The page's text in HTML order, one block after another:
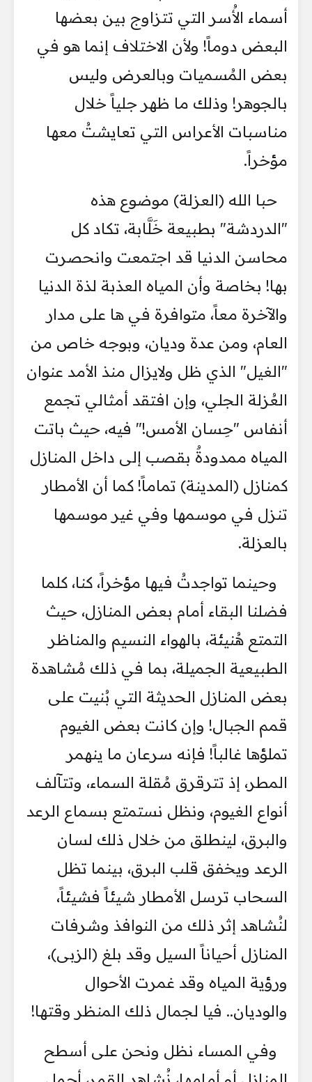
أسماء الأُسر التي تتزاوج بين بعضها
البعض دوماً! ولأن الاختلاف إنما هو في
بعض المُسميات وبالعرض وليس
بالجوهر! وذلك ما ظهر جلياً خلال
مناسبات الأعراس التي تعايشتُ معها
مؤخراً.
حبا الله (العزلة) موضوع هذه
"الدردشة" بطبيعة خَلَّابة، تكاد كل
محاسن الدنيا قد اجتمعت وانحصرت
بها! بخاصة وأن المياه العذبة لذة الدنيا
والآخرة معاً، متوافرة في ها على مدار
العام، ومن عدة وديان، وبوجه خاص من
"الغيل" الذي ظل ولايزال منذ الأمد عنوان
العُزلة الجلي، وإن افتقد أمثالي تجمع
أنفاس "حِسان الأمس!" فيه، حيث باتت
المياه ممدودةٌ بقصب إلى داخل المنازل
كمنازل (المدينة) تماماً! كما أن الأمطار
تنزل في موسمها وفي غير موسمها
بالعزلة.
وحينما تواجدتُ فيها مؤخراً، كنا، كلما
فضلنا البقاء أمام بعض المنازل، حيث
التمتع هُنيئة، بالهواء النسيم والمناظر
الطبيعية الجميلة، بما في ذلك مُشاهدة
بعض المنازل الحديثة التي بُنيت على
قمم الجبال! وإن كانت بعض الغيوم
تملؤها غالباً! فإنه سرعان ما ينهمر
المطر، إذ تترقرق مُقلة السماء، وتتآلف
أنواع الغيوم، ونظل نستمتع بسماع الرعد
والبرق، لينطلق من خلال ذلك لسان
الرعد ويخفق قلب البرق، بينما تظل
السحاب ترسل الأمطار شيئاً فشيئاً،
لنُشاهد إثر ذلك من النوافذ وشرفات
المنازل أحياناً السيل وقد بلغ (الزبى)،
ورؤية المياه وقد غمرت الأحوال
والوديان.. فيا لجمال ذلك المنظر وقتها!
وفي المساء نظل ونحن على أسطح